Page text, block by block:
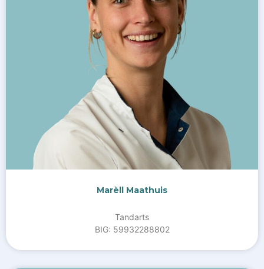
Marèll Maathuis
Tandarts
BIG: 59932288802